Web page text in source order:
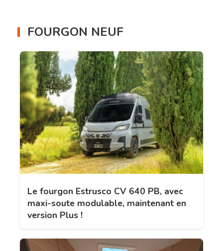
FOURGON NEUF
Le fourgon Estrusco CV 640 PB, avec
maxi-soute modulable, maintenant en
version Plus !